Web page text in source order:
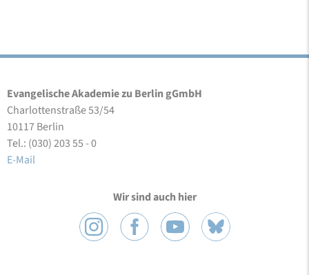
Evangelische Akademie zu Berlin gGmbH
Charlottenstraße 53/54
10117 Berlin
Tel.: (030) 203 55 - 0
E-Mail
Wir sind auch hier